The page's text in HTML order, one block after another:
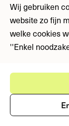
Wij gebruiken
website zo fijn
welke cookies
''Enkel